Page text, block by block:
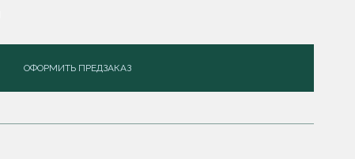
ОФОРМИТЬ ПРЕДЗАКАЗ